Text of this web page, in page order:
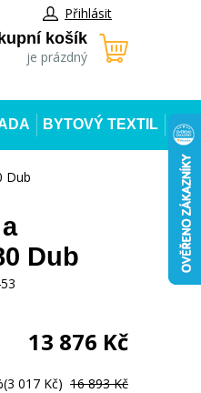
Přihlásit
košík
je prázdný
BYTOVÝ TEXTIL
Dub
Dub
13 876 Kč
(3 017 Kč) 16 893 Kč